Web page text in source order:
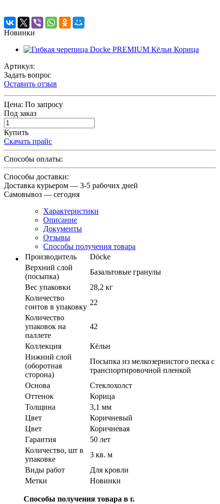
Новинки
Артикул:
Задать вопрос
Оставить отзыв
Цена: По запросу
Под заказ
Купить
Скачать прайс
Способы оплаты:
Способы доставки:
Доставка курьером — 3-5 рабочих дней
Самовывоз — сегодня
Характеристики
Описание
Документы
Отзывы
Способы получения товара
Производитель
Döcke
Верхний слой
(посыпка)
Базальтовые гранулы
Вес упаковки
28,2 кг
Количество
гонтов в упаковку
22
Количество
упаковок на
паллете
42
Коллекция
Кёльн
Нижний слой
(оборотная
сторона)
Посыпка из мелкозернистого песка с
транспортировочной пленкой
Основа
Стеклохолст
Оттенок
Корица
Толщина
3,1 мм
Цвет
Коричневый
Цвет
Коричневая
Гарантия
50 лет
Количество, шт в
упаковке
3 кв. м
Виды работ
Для кровли
Метки
Новинки
Способы получения товара в г.